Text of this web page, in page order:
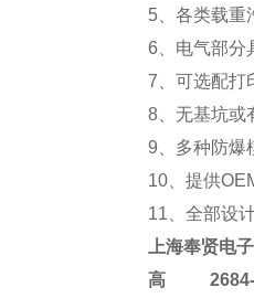
5、各类载重
6、电气部分
7、可选配打
8、无基坑或
9、多种防爆
10、提供
11、全部设
上海奉贤电
高2684-